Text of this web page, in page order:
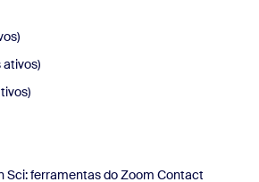
ativos)
Sci: ferramentas do Zoom Contact